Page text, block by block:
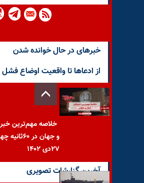
خبرهای در حال خوانده شدن
از ادعاها تا واقعیت اوضاع
خلاصه مهم‌ترین
و جهان در
۲۷دی ۱۴۰۲
آخرین گزارشات تصویری